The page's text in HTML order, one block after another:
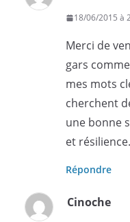
18/06/2015 à
Merci de
gars
mes mots
cherchent
une bonne
et résilience.
Répondre
Cinoche